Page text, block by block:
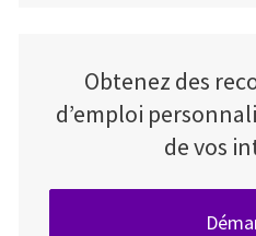
Obtenez des
d’emploi
de vos